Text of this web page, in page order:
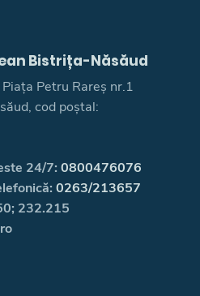
Bistrița-Năsăud
Petru Rareș nr.1
cod poștal:
24/7: 0800476076
0263/213657
232.215